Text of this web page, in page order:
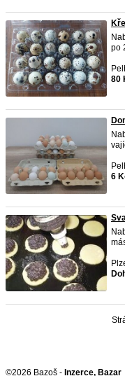
po
80
6
©2026 Bazoš - Inzerce, Bazar